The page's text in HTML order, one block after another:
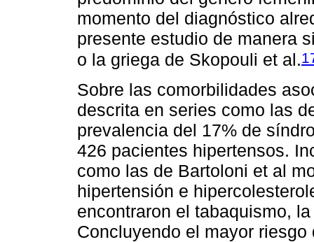
momento del diagnóstico
presente estudio de manera
o la griega de Skopouli et al.
Sobre las comorbilidades
descrita en series como las
prevalencia del 17% de
426 pacientes hipertensos.
como las de Bartoloni et al
hipertensión e
encontraron el tabaquismo,
Concluyendo el mayor